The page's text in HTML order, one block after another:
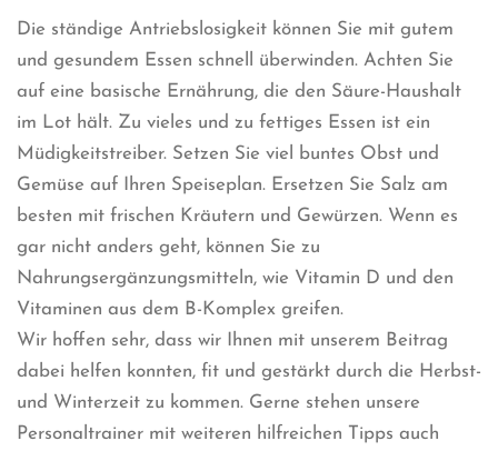
Die ständige Antriebslosigkeit können Sie mit gutem
und gesundem Essen schnell überwinden. Achten Sie
auf eine basische Ernährung, die den Säure-Haushalt
im Lot hält. Zu vieles und zu fettiges Essen ist ein
Müdigkeitstreiber. Setzen Sie viel buntes Obst und
Gemüse auf Ihren Speiseplan. Ersetzen Sie Salz am
besten mit frischen Kräutern und Gewürzen. Wenn es
gar nicht anders geht, können Sie zu
Nahrungsergänzungsmitteln, wie Vitamin D und den
Vitaminen aus dem B-Komplex greifen.
Wir hoffen sehr, dass wir Ihnen mit unserem Beitrag
dabei helfen konnten, fit und gestärkt durch die Herbst-
und Winterzeit zu kommen. Gerne stehen unsere
Personaltrainer mit weiteren hilfreichen Tipps auch